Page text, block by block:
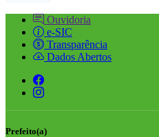
Ouvidoria
e-SIC
Transparência
Dados Abertos
Prefeito(a)